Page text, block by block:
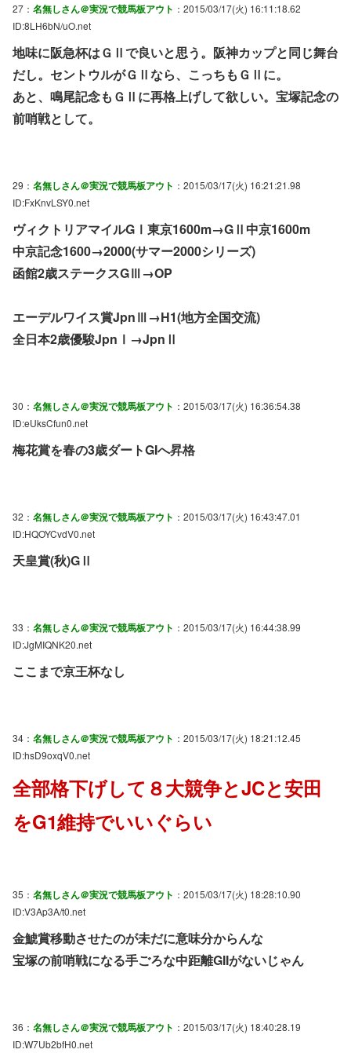
27： 名無しさん＠実況で競馬板アウト ：2015/03/17(火) 16:11:18.62
ID:8LH6bN/uO.net
地味に阪急杯はＧⅡで良いと思う。阪神カップと同じ舞台
だし。セントウルがＧⅡなら、こっちもＧⅡに。
あと、鳴尾記念もＧⅡに再格上げして欲しい。宝塚記念の
前哨戦として。
29： 名無しさん＠実況で競馬板アウト ：2015/03/17(火) 16:21:21.98
ID:FxKnvLSY0.net
ヴィクトリアマイルGⅠ東京1600m→GⅡ中京1600m
中京記念1600→2000(サマー2000シリーズ)
函館2歳ステークスGⅢ→OP
エーデルワイス賞JpnⅢ→H1(地方全国交流)
全日本2歳優駿JpnⅠ→JpnⅡ
30： 名無しさん＠実況で競馬板アウト ：2015/03/17(火) 16:36:54.38
ID:eUksCfun0.net
梅花賞を春の3歳ダートGIへ昇格
32： 名無しさん＠実況で競馬板アウト ：2015/03/17(火) 16:43:47.01
ID:HQOYCvdV0.net
天皇賞(秋)GⅡ
33： 名無しさん＠実況で競馬板アウト ：2015/03/17(火) 16:44:38.99
ID:JgMIQNK20.net
ここまで京王杯なし
34： 名無しさん＠実況で競馬板アウト ：2015/03/17(火) 18:21:12.45
ID:hsD9oxqV0.net
全部格下げして８大競争とJCと安田
をG1維持でいいぐらい
35： 名無しさん＠実況で競馬板アウト ：2015/03/17(火) 18:28:10.90
ID:V3Ap3A/t0.net
金鯱賞移動させたのが未だに意味分からんな
宝塚の前哨戦になる手ごろな中距離GIIがないじゃん
36： 名無しさん＠実況で競馬板アウト ：2015/03/17(火) 18:40:28.19
ID:W7Ub2bfH0.net